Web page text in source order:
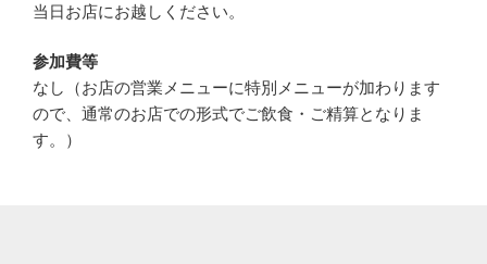
当日お店にお越しください。
参加費等
なし（お店の営業メニューに特別メニューが加わります
ので、通常のお店での形式でご飲食・ご精算となりま
す。）